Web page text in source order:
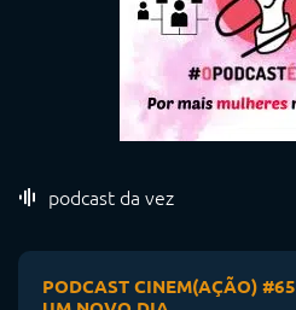
podcast da vez
PODCAST CINEM(AÇÃO)